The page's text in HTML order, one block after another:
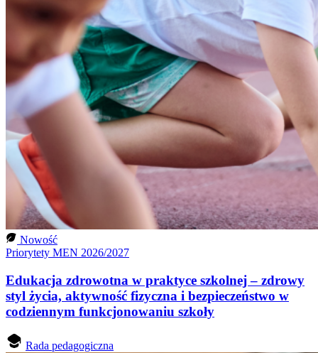
Nowość
Priorytety MEN 2026/2027
Edukacja zdrowotna w praktyce szkolnej – zdrowy
styl życia, aktywność fizyczna i bezpieczeństwo w
codziennym funkcjonowaniu szkoły
Rada pedagogiczna